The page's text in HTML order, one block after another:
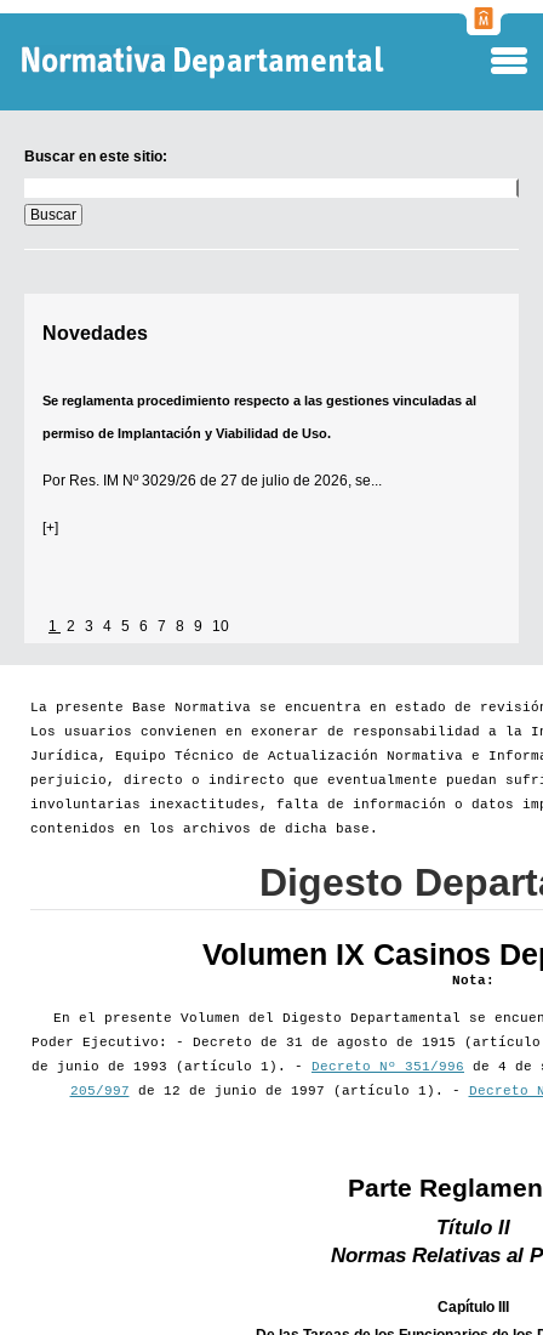
Buscar en este sitio:
en
este
sitio:
Novedades
Se reglamenta procedimiento respecto a las gestiones vinculadas al
permiso de Implantación y Viabilidad de Uso.
Por Res. IM Nº 3029/26 de 27 de julio de 2026, se...
[+]
1 2 3 4 5 6 7 8 9 10
La presente Base Normativa se encuentra en estado de
Los usuarios convienen en exonerar de responsabilidad a la
Jurídica, Equipo Técnico de Actualización Normativa e
perjuicio, directo o indirecto que eventualmente puedan
involuntarias inexactitudes, falta de información o datos
contenidos en los archivos de dicha base.
Digesto
Volumen IX Casinos
Nota:
En el presente Volumen del Digesto Departamental se
Poder Ejecutivo: - Decreto de 31 de agosto de 1915
de junio de 1993 (artículo 1). -
Decreto Nº 351/996 de 4 de
205/997 de 12 de junio de 1997 (artículo 1). - Decreto
Parte
Título II
Normas Relativas al
Capítulo III